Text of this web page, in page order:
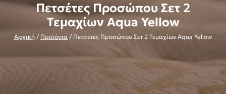
Πετσέτες Προσώπου Σετ 2
Τεμαχίων Aqua Yellow
Αρχική / Προϊόντα / Πετσέτες Προσώπου Σετ 2 Τεμαχίων Aqua Yellow